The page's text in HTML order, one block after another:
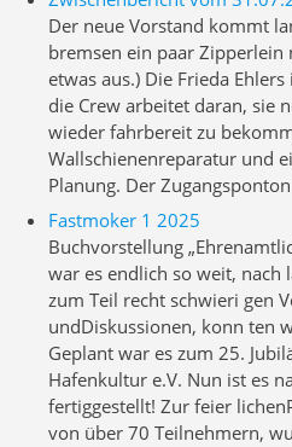
Der neue Vorstand kommt
bremsen ein paar
etwas aus.) Die Frieda
die Crew arbeitet daran, sie
wieder fahrbereit zu
Wallschienenreparatur und
Planung. Der
Fastmoker 1 2025
Buchvorstellung
war es endlich so weit, nach
zum Teil recht schwieri­ gen
undDiskussionen, konn­ ten
Geplant war es zum 25.
Hafenkultur e.V. Nun ist es
fertiggestellt! Zur feier­
von über 70 Teilnehmern,